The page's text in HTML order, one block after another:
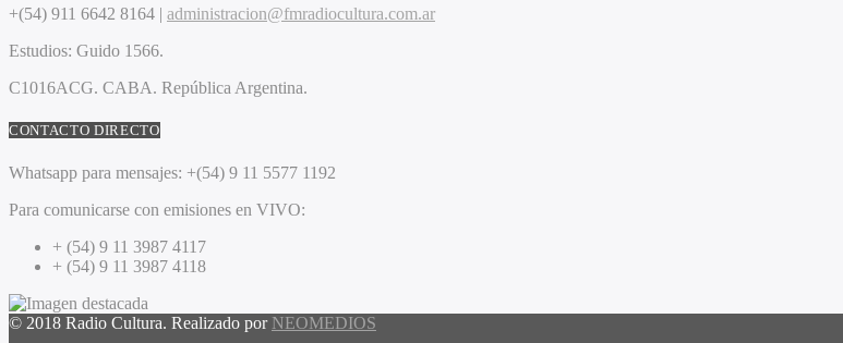
+(54) 911 6642 8164 | administracion@fmradiocultura.com.ar
Estudios: Guido 1566.
C1016ACG. CABA. República Argentina.
CONTACTO DIRECTO
Whatsapp para mensajes: +(54) 9 11 5577 1192
Para comunicarse con emisiones en VIVO:
+ (54) 9 11 3987 4117
+ (54) 9 11 3987 4118
© 2018 Radio Cultura. Realizado por NEOMEDIOS